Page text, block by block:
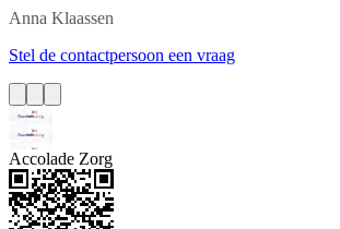
Anna Klaassen
Stel de contactpersoon een vraag
Accolade Zorg